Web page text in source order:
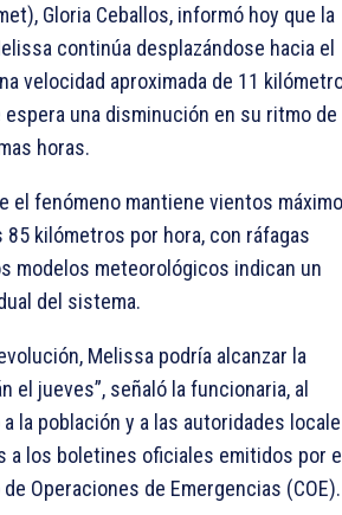
Gloria Ceballos, informó hoy que la
continúa desplazándose hacia el
velocidad aproximada de 11
espera una disminución en su ritmo de
horas.
el fenómeno mantiene vientos
kilómetros por hora, con ráfagas
modelos meteorológicos indican un
del sistema.
Melissa podría alcanzar la
el jueves”, señaló la funcionaria, al
la población y a las autoridades
a los boletines oficiales emitidos por
Operaciones de Emergencias (COE).